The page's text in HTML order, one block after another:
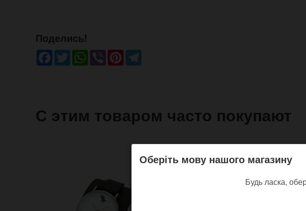
Поделись!
Facebook
TwitterWhatsApp
ViberPinterest
С этим товаром часто покупают
Оберіть мову нашого магазину
Будь ласка,